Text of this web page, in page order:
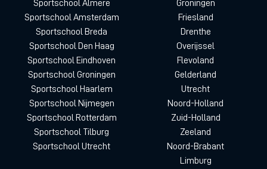
Sportschool Almere
Sportschool Amsterdam
Sportschool Breda
Sportschool Den Haag
Sportschool Eindhoven
Sportschool Groningen
Sportschool Haarlem
Sportschool Nijmegen
Sportschool Rotterdam
Sportschool Tilburg
Sportschool Utrecht
Groningen
Friesland
Drenthe
Overijssel
Flevoland
Gelderland
Utrecht
Noord-Holland
Zuid-Holland
Zeeland
Noord-Brabant
Limburg